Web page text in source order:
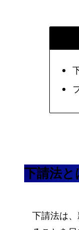
下請法と
下請法は